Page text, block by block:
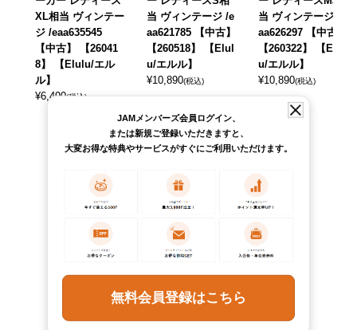
XL相当 ヴィンテー
ジ /eaa635545
【中古】 【26041
8】 【Elulu/エル
ル】
¥6,490(税込)
当 ヴィンテージ /e
aa621785 【中古】
【260518】 【Elul
u/エルル】
¥10,890(税込)
当 ヴィンテージ /e
aa626297 【中古】
【260322】 【Elul
u/エルル】
¥10,890(税込)
JAMメンバーズ会員ログイン、
または新規ご登録いただきますと、
大変お得な特典やサービスがすぐにご利用いただけます。
無料会員登録はこちら